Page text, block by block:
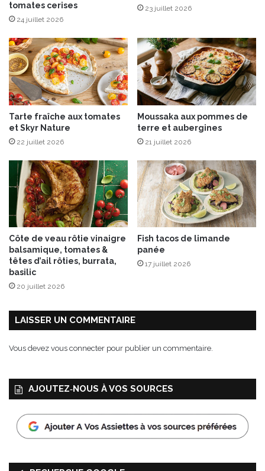
r
i
C
a
s
s
e
l
u
x
o
n
s
d
e
a
r
i
d
e
ê
t
e
s
tomates cerises
24 juillet 2026
23 juillet 2026
Tarte fraîche aux tomates
et Skyr Nature
22 juillet 2026
Moussaka aux pommes de
terre et aubergines
21 juillet 2026
Côte de veau rôtie vinaigre
balsamique, tomates &
têtes d’ail rôties, burrata,
basilic
20 juillet 2026
Fish tacos de limande
panée
17 juillet 2026
LAISSER UN COMMENTAIRE
Vous devez vous connecter pour publier un commentaire.
AJOUTEZ‑NOUS À VOS SOURCES